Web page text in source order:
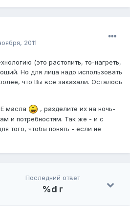
2011
(это растопить, то-нагреть,
Но для лица надо использовать
что Вы все заказали. Осталось
масла
, разделите их на ночь-
и потребностям. Так же - и с
того, чтобы понять - если не
Последний ответ
%d г